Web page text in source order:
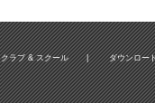
クラブ & スクール | ダウンロー